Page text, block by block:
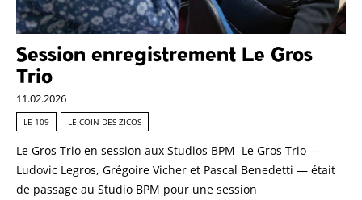
Session enregistrement Le Gros
Trio
11.02.2026
LE 109 LE COIN DES ZICOS
Le Gros Trio en session aux Studios BPM Le Gros Trio —
Ludovic Legros, Grégoire Vicher et Pascal Benedetti — était
de passage au Studio BPM pour une session